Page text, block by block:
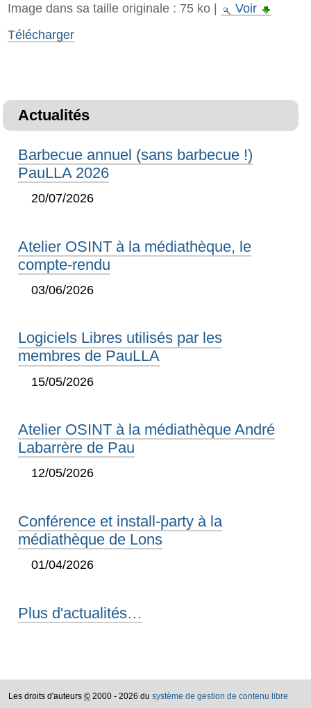
Image dans sa taille originale : 75 ko|
Voir
Télécharger
Actualités
Barbecue annuel (sans barbecue !)
PauLLA 2026
20/07/2026
Atelier OSINT à la médiathèque, le
compte-rendu
03/06/2026
Logiciels Libres utilisés par les
membres de PauLLA
15/05/2026
Atelier OSINT à la médiathèque André
Labarrère de Pau
12/05/2026
Conférence et install-party à la
médiathèque de Lons
01/04/2026
Plus d'actualités…
Les droits d'auteurs © 2000 - 2026 du système de gestion de contenu libre